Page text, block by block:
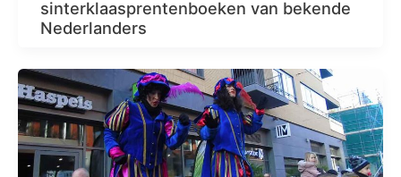
sinterklaasprentenboeken van bekende
Nederlanders